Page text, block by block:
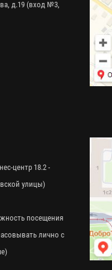
д.19 (вход №3,
центр 18.2 -
улицы)
посещения
лично с